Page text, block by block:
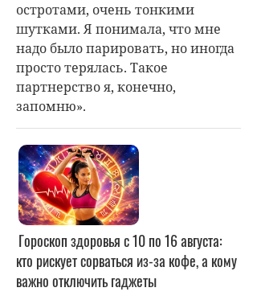
остротами, очень тонкими
шутками. Я понимала, что мне
надо было парировать, но иногда
просто терялась. Такое
партнерство я, конечно,
запомню».